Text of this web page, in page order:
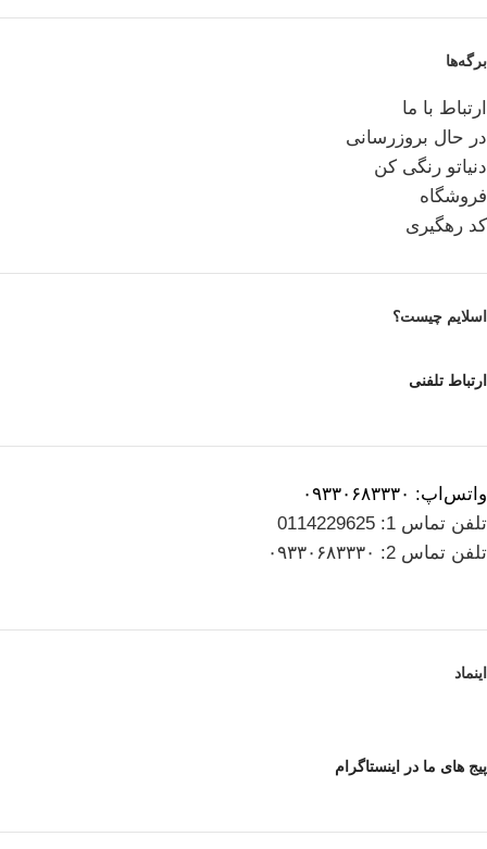
برگه‌ها
ارتباط با ما
در حال بروزرسانی
دنیاتو رنگی کن
فروشگاه
کد رهگیری
اسلایم چیست؟
ارتباط تلفنی
واتس‌اپ: ۰۹۳۳۰۶۸۳۳۳۰
تلفن تماس 1: 0114229625
تلفن تماس 2: ۰۹۳۳۰۶۸۳۳۳۰
اینماد
پیج های ما در اینستاگرام